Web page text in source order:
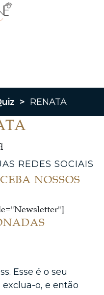
> RENATA
REDES SOCIAIS
NOSSOS
Esse é o seu
o, e então